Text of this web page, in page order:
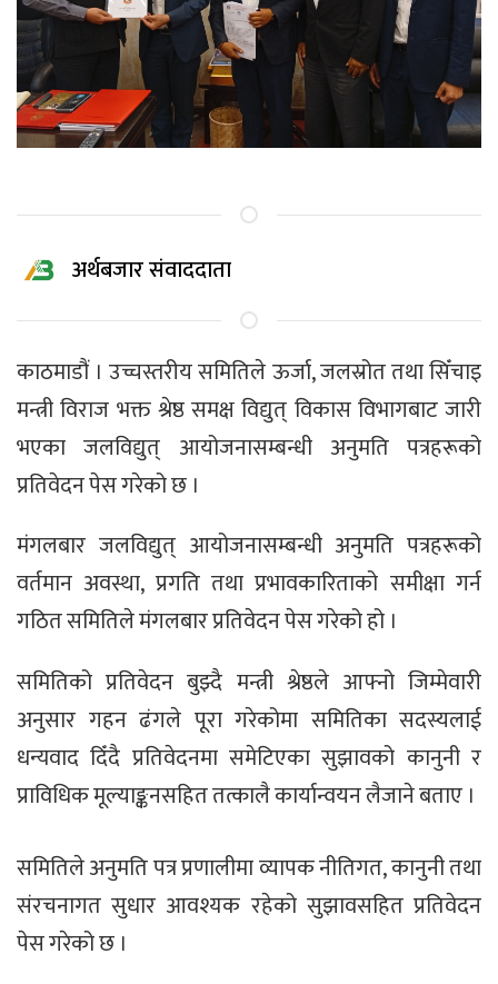
अर्थबजार संवाददाता
काठमाडौं । उच्चस्तरीय समितिले ऊर्जा, जलस्रोत तथा सिँचाइ
मन्त्री विराज भक्त श्रेष्ठ समक्ष विद्युत् विकास विभागबाट जारी
भएका जलविद्युत् आयोजनासम्बन्धी अनुमति पत्रहरूको
प्रतिवेदन पेस गरेको छ ।
मंगलबार जलविद्युत् आयोजनासम्बन्धी अनुमति पत्रहरूको
वर्तमान अवस्था, प्रगति तथा प्रभावकारिताको समीक्षा गर्न
गठित समितिले मंगलबार प्रतिवेदन पेस गरेको हो ।
समितिको प्रतिवेदन बुझ्दै मन्त्री श्रेष्ठले आफ्नो जिम्मेवारी
अनुसार गहन ढंगले पूरा गरेकोमा समितिका सदस्यलाई
धन्यवाद दिँदै प्रतिवेदनमा समेटिएका सुझावको कानुनी र
प्राविधिक मूल्याङ्कनसहित तत्कालै कार्यान्वयन लैजाने बताए ।
समितिले अनुमति पत्र प्रणालीमा व्यापक नीतिगत, कानुनी तथा
संरचनागत सुधार आवश्यक रहेको सुझावसहित प्रतिवेदन
पेस गरेको छ ।